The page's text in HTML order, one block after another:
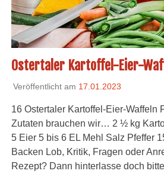
Ostertaler Kartoffel-Eier-
Veröffentlicht am 17.01.2023
16 Ostertaler Kartoffel-Eier-Waffeln
Zutaten brauchen wir… 2 ½ kg
5 Eier 5 bis 6 EL Mehl Salz Pfeffer
Backen Lob, Kritik, Fragen oder
Rezept? Dann hinterlasse doch